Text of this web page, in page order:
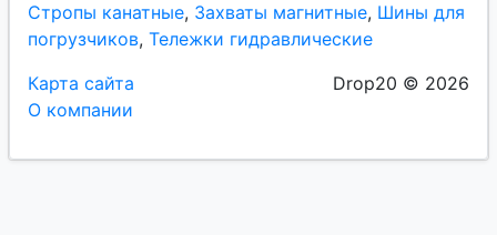
Стропы канатные, Захваты магнитные, Шины для
погрузчиков, Тележки гидравлические
Карта сайта
О компании
Drop20 © 2026